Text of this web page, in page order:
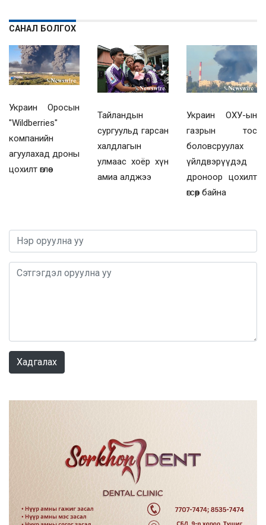
САНАЛ БОЛГОХ
Украин Оросын
"Wildberries"
компанийн
агуулахад дроны
цохилт өглөө
Тайландын
сургуульд гарсан
халдлагын
улмаас хоёр хүн
амиа алджээ
Украин ОХУ-ын
газрын тос
боловсруулах
үйлдвэрүүдэд
дроноор цохилт
өгсөөр байна
Хадгалах